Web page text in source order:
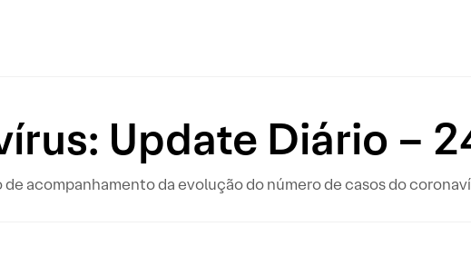
Update Diário –
acompanhamento da evolução do número de casos do